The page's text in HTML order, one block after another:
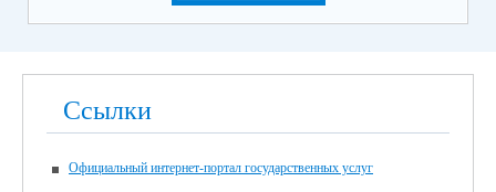
Ссылки
Официальный интернет-портал государственных услуг